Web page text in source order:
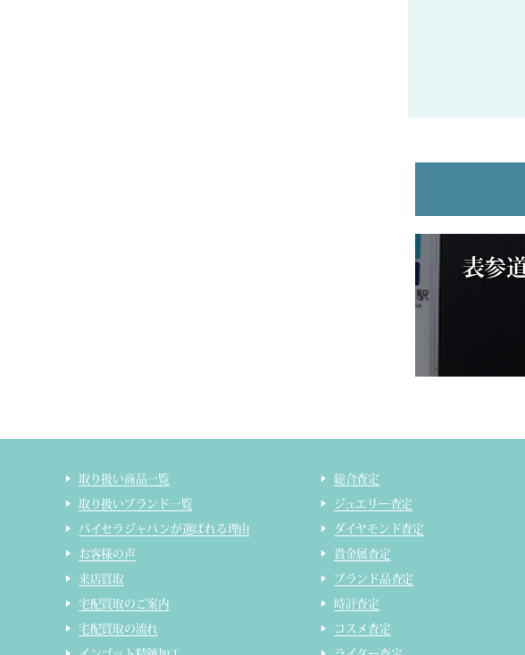
表参
取り扱い商品一覧
取り扱いブランド一覧
バイセラジャパンが選ばれる理由
お客様の声
来店買取
宅配買取のご案内
宅配買取の流れ
総合査定
ジュエリー査定
ダイヤモンド査定
貴金属査定
ブランド品査定
時計査定
コスメ査定